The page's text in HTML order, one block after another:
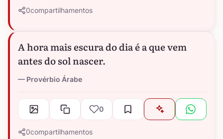
0compartilhamentos
A hora mais escura do dia é a que vem
antes do sol nascer.
Provérbio Árabe
0
0compartilhamentos